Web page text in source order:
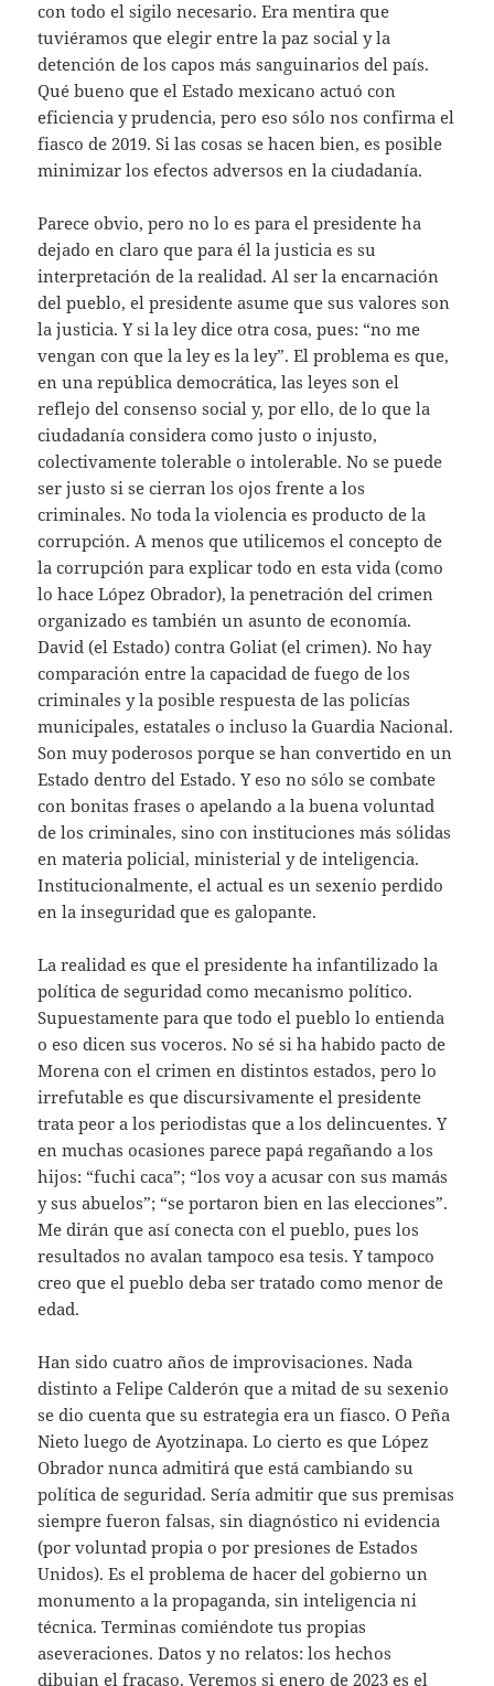
con todo el sigilo necesario. Era mentira que
tuviéramos que elegir entre la paz social y la
detención de los capos más sanguinarios del país.
Qué bueno que el Estado mexicano actuó con
eficiencia y prudencia, pero eso sólo nos confirma el
fiasco de 2019. Si las cosas se hacen bien, es posible
minimizar los efectos adversos en la ciudadanía.
Parece obvio, pero no lo es para el presidente ha
dejado en claro que para él la justicia es su
interpretación de la realidad. Al ser la encarnación
del pueblo, el presidente asume que sus valores son
la justicia. Y si la ley dice otra cosa, pues: “no me
vengan con que la ley es la ley”. El problema es que,
en una república democrática, las leyes son el
reflejo del consenso social y, por ello, de lo que la
ciudadanía considera como justo o injusto,
colectivamente tolerable o intolerable. No se puede
ser justo si se cierran los ojos frente a los
criminales. No toda la violencia es producto de la
corrupción. A menos que utilicemos el concepto de
la corrupción para explicar todo en esta vida (como
lo hace López Obrador), la penetración del crimen
organizado es también un asunto de economía.
David (el Estado) contra Goliat (el crimen). No hay
comparación entre la capacidad de fuego de los
criminales y la posible respuesta de las policías
municipales, estatales o incluso la Guardia Nacional.
Son muy poderosos porque se han convertido en un
Estado dentro del Estado. Y eso no sólo se combate
con bonitas frases o apelando a la buena voluntad
de los criminales, sino con instituciones más sólidas
en materia policial, ministerial y de inteligencia.
Institucionalmente, el actual es un sexenio perdido
en la inseguridad que es galopante.
La realidad es que el presidente ha infantilizado la
política de seguridad como mecanismo político.
Supuestamente para que todo el pueblo lo entienda
o eso dicen sus voceros. No sé si ha habido pacto de
Morena con el crimen en distintos estados, pero lo
irrefutable es que discursivamente el presidente
trata peor a los periodistas que a los delincuentes. Y
en muchas ocasiones parece papá regañando a los
hijos: “fuchi caca”; “los voy a acusar con sus mamás
y sus abuelos”; “se portaron bien en las elecciones”.
Me dirán que así conecta con el pueblo, pues los
resultados no avalan tampoco esa tesis. Y tampoco
creo que el pueblo deba ser tratado como menor de
edad.
Han sido cuatro años de improvisaciones. Nada
distinto a Felipe Calderón que a mitad de su sexenio
se dio cuenta que su estrategia era un fiasco. O Peña
Nieto luego de Ayotzinapa. Lo cierto es que López
Obrador nunca admitirá que está cambiando su
política de seguridad. Sería admitir que sus premisas
siempre fueron falsas, sin diagnóstico ni evidencia
(por voluntad propia o por presiones de Estados
Unidos). Es el problema de hacer del gobierno un
monumento a la propaganda, sin inteligencia ni
técnica. Terminas comiéndote tus propias
aseveraciones. Datos y no relatos: los hechos
dibujan el fracaso. Veremos si enero de 2023 es el